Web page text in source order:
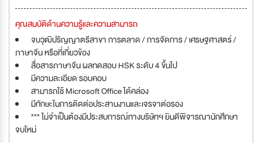
คุณสมบัติด้านความรู้และความสามารถ
จบวุฒิปริญญาตรีสาขา การตลาด / การจัดการ / เศรษฐศาสตร์ /
ภาษาจีน หรือที่เกี่ยวข้อง
สื่อสารภาษาจีน ผลทดสอบ HSK ระดับ 4 ขึ้นไป
มีความละเอียด รอบคอบ
สามารถใช้ Microsoft Office ได้คล่อง
มีทักษะในการติดต่อประสานงานและเจรจาต่อรอง
*** ไม่จำเป็นต้องมีประสบการณ์ทางบริษัทฯ ยินดีพิจารณานักศึกษา
จบใหม่